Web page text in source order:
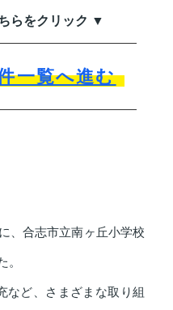
らをクリック ▼
一覧へ進む
、合志市立南ヶ丘小学校
。
など、さまざまな取り組